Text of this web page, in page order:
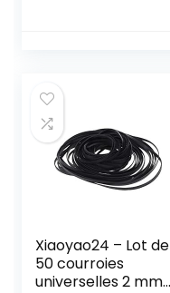
Xiaoyao24 – Lot de
50 courroies
universelles 2 mm